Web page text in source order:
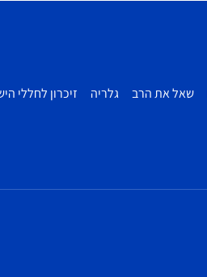
שאל את הרב גלריה
זיכרון לחללי